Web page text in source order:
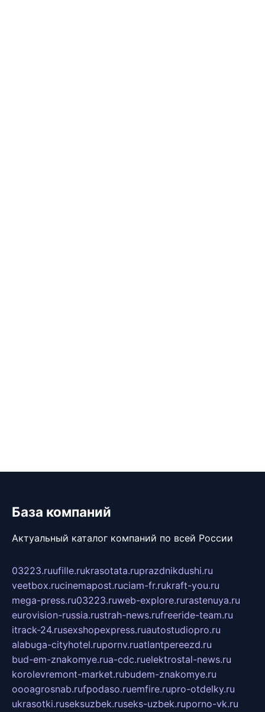
База компаний
Актуальный каталог компаний по всей России
03223.ruufille.rukrasotata.ruprazdnikdushi.ru
veetbox.rucinemapost.ruciam-fr.rukraft-you.ru
mega-press.ru03223.ruweb-explore.rurastenuya.ru
eurovision-russia.rustrah-news.rufreeride-team.ru
itrack-24.rusexshopexpress.ruautostudiopro.ru
alabuga-cityhotel.rupornv.ruatlantpereezd.ru
bud-em-znakomye.rua-cdc.ruelektrostal-news.ru
korolevremont-market.rubudem-znakomye.ru
oooagrosnab.rufpodaso.ruemfire.rupro-otdelky.ru
ukrasotki.ruseksuzbek.ruseks-uzbek.ruporno-vk.ru